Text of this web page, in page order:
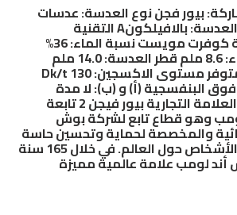
بيور فجن نوع العدسة: عدسات
تصحيح النظر مادة العدسة: بالافيلكونA التقنية
المستخدمة: تقنية كوفرت مويست نسبة الماء: 36%
نصف قاعدة الانحناء: 8.6 ملم قطر العدسة: 14.0 ملم
سمك المركز: غير متوفر مستوى الاكسجين: 130 Dk/t
البنفسجية (أ) و (ب): لا مدة
الاستبدال: شهري العلامة التجارية بيور فيجن 2 تابعة
وهو قطاع تابع لشركة بوش
والمخصصة لحماية وتحسين حاسة
النظر للملايين من الأشخاص حول العالم. في خلال 165 سنة
لومب علامة عالمية مميزة